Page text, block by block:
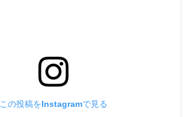
この投稿をInstagramで見る